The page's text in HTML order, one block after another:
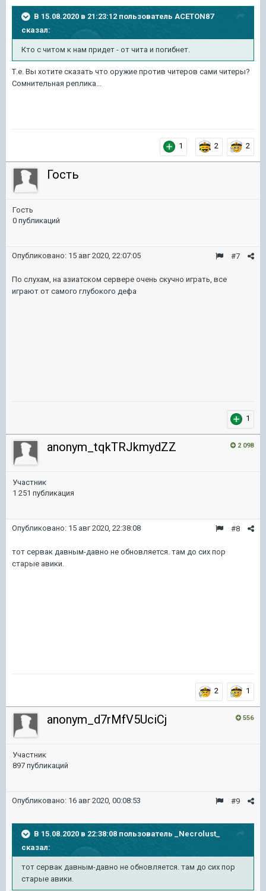
В 15.08.2020 в 21:23:12 пользователь ACETON87
сказал:
Кто с читом к нам придет - от чита и погибнет.
Т.е. Вы хотите сказать что оружие против читеров сами читеры?
Сомнительная реплика...
1 2 2
Гость
Гость
0 публикаций
#7
Опубликовано: 15 авг 2020, 22:07:05
По слухам, на азиатском сервере очень скучно играть, все
играют от самого глубокого дефа
1
2 098
anonym_tqkTRJkmydZZ
Участник
1 251 публикация
#8
Опубликовано: 15 авг 2020, 22:38:08
тот сервак давным-давно не обновляется. там до сих пор
старые авики.
2 1
556
anonym_d7rMfV5UciCj
Участник
897 публикаций
#9
Опубликовано: 16 авг 2020, 00:08:53
В 15.08.2020 в 22:38:08 пользователь
_Necrolust_
сказал:
тот сервак давным-давно не обновляется. там до сих пор
старые авики.